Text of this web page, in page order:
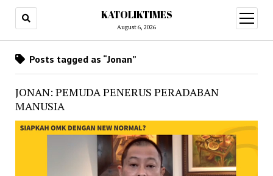
KATOLIKTIMES
August 6, 2026
open
menu
Posts tagged as “Jonan”
JONAN: PEMUDA PENERUS PERADABAN
MANUSIA